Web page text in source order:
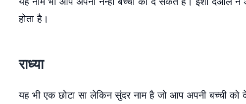
होता है।
राध्या
यह भी एक छोटा सा लेकिन सुंदर नाम है जो आप अपनी बच्ची